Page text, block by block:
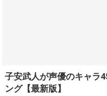
子安武人が声優のキャラ
ング【最新版】